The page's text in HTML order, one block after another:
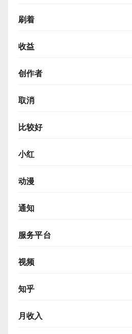
刷着
收益
创作者
取消
比较好
小红
动漫
通知
服务平台
视频
知乎
月收入